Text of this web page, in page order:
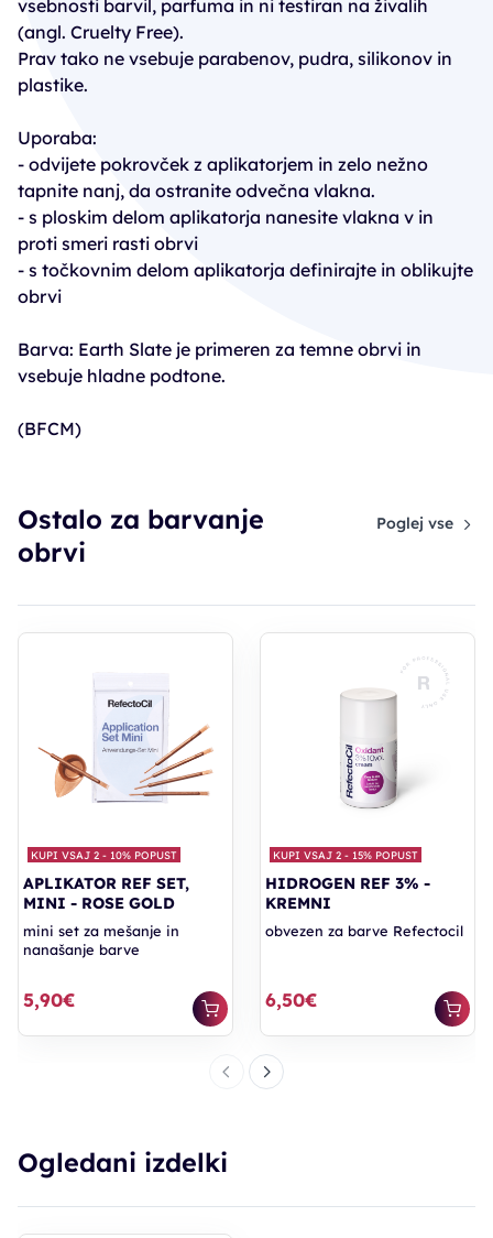
vsebnosti barvil, parfuma in ni testiran na živalih
(angl. Cruelty Free).
Prav tako ne vsebuje parabenov, pudra, silikonov in
plastike.
Uporaba:
- odvijete pokrovček z aplikatorjem in zelo nežno
tapnite nanj, da ostranite odvečna vlakna.
- s ploskim delom aplikatorja nanesite vlakna v in
proti smeri rasti obrvi
- s točkovnim delom aplikatorja definirajte in oblikujte
obrvi
Barva: Earth Slate je primeren za temne obrvi in
vsebuje hladne podtone.
(BFCM)
Ostalo za barvanje
obrvi
Poglej vse
KUPI VSAJ 2 - 10% POPUST
APLIKATOR REF SET,
MINI - ROSE GOLD
mini set za mešanje in
nanašanje barve
5,90€
KUPI VSAJ 2 - 15% POPUST
HIDROGEN REF 3% -
KREMNI
obvezen za barve Refectocil
6,50€
Ogledani izdelki
PREJMITE -15 % NA HAIR SYRUP
IZDELKE!
zagotovite
splošno uredbo EU o varstvu osebnih podatkov (GDPR) (EU) 2016/679. S prijavo na e-novice se
ŽELIM 15 % POPUST
*Popust velja samo za izdelke Hair Syrup in se ne sešteva z drugimi popusti.